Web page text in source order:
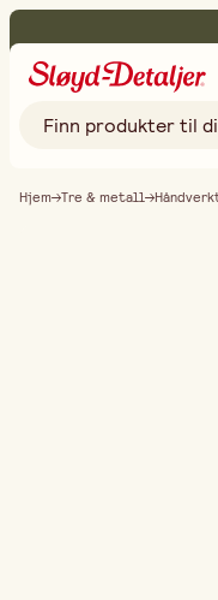
Hjem Tre & metall